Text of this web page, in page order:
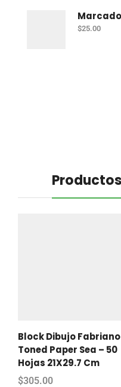
$25.00
Block Dibujo Fabriano
Toned Paper Sea – 50
Hojas 21X29.7 Cm
$305.00